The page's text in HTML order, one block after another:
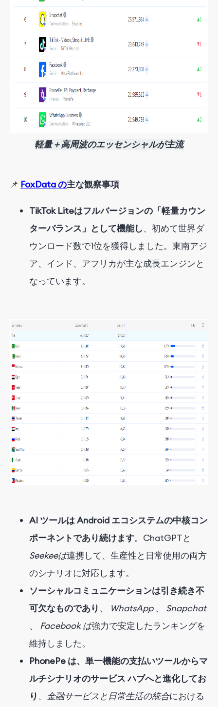
軽量＋高周波のエッセンシャルが主流
📌 FoxData の主な観察事項
TikTok Liteはフルバージョンの「軽量カウン
ターバランス」として機能し、初めて世界ダ
ウンロード数で1位を獲得しました。東南アジ
ア、インド、アフリカが主な成長エンジンと
なっています。
AI ツールは Android エコシステムの中核コン
ポーネントであり続けます。ChatGPTと
Seekeeは連携して、生産性と日常使用の両方
のシナリオに対応します。
ソーシャルコミュニケーションは引き続き不
可欠なものであり 、 WhatsApp 、
Snapchat
、
Facebook は強力で安定したランキングを
維持しました。
PhonePe は、単一機能の支払いツールからマ
ルチシナリオのサービス ハブへと進化してお
り 、 金融サービスと日常生活の統合における